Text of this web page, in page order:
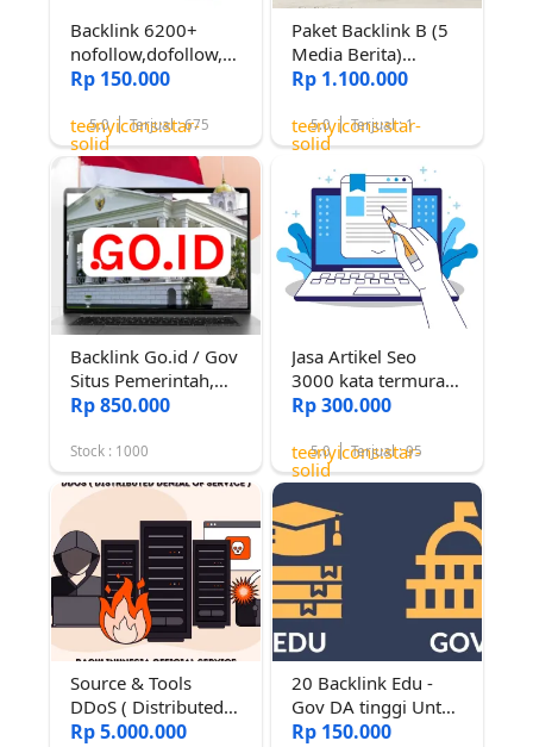
Backlink 6200+
nofollow,dofollow,
EDU, dan GOV da
Rp 150.000
teenyicons:star-
solid
5.0 Terjual : 675
Paket Backlink B (5
Media Berita)
Backlink Media
Tinggi! (Sudah
Google News dan
Sering Masuk
Discover)
Rp 1.100.000
teenyicons:star-
solid
5.0 Terjual : 1
Backlink Go.id / Gov
Situs Pemerintah,
Dofollow, Permanen
Rp 850.000
Stock : 1000
Jasa Artikel Seo
3000 kata termurah
lulus copyscape
Rp 300.000
teenyicons:star-
solid
5.0 Terjual : 95
Source & Tools
DDoS ( Distributed
Denial of Service )
Rp 5.000.000
20 Backlink Edu -
Gov DA tinggi Untuk
Menaikkan Rank
Rp 150.000